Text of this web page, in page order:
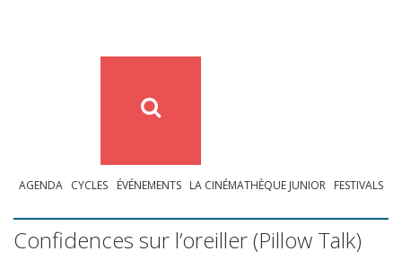
AGENDA CYCLES ÉVÉNEMENTS LA CINÉMATHÈQUE JUNIOR FESTIVALS
Confidences sur l’oreiller (Pillow Talk)